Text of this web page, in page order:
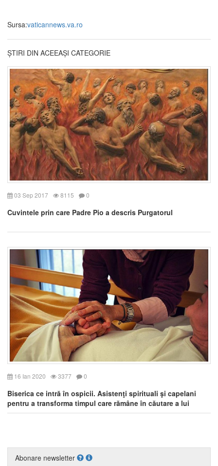
Sursa:vaticannews.va.ro
ȘTIRI DIN ACEEAȘI CATEGORIE
03 Sep 2017 8115 0
Cuvintele prin care Padre Pio a descris Purgatorul
16 Ian 2020 3377 0
Biserica ce intră în ospicii. Asistenţi spirituali şi capelani
pentru a transforma timpul care rămâne în căutare a lui
Dumnezeu
Abonare newsletter